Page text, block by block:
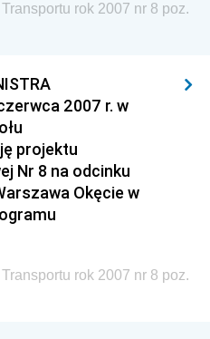
rok 2007 nr 8 poz.
2007 r. w
projektu
Nr 8 na odcinku
Okęcie w
rok 2007 nr 8 poz.